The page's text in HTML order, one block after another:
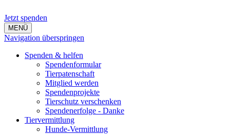
Jetzt spenden
MENÜ
Navigation überspringen
Spenden & helfen
Spendenformular
Tierpatenschaft
Mitglied werden
Spendenprojekte
Tierschutz verschenken
Spendenerfolge - Danke
Tiervermittlung
Hunde-Vermittlung